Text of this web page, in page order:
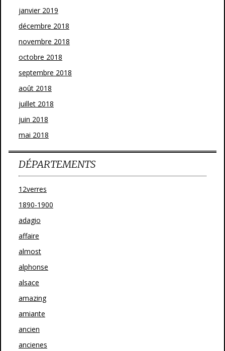
janvier 2019
décembre 2018
novembre 2018
octobre 2018
septembre 2018
août 2018
juillet 2018
juin 2018
mai 2018
DÉPARTEMENTS
12verres
1890-1900
adagio
affaire
almost
alphonse
alsace
amazing
amiante
ancien
ancienes